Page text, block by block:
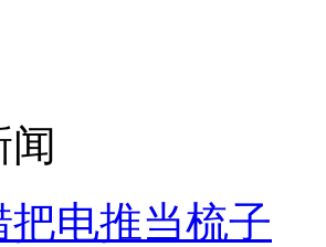
闻
把电推当梳子